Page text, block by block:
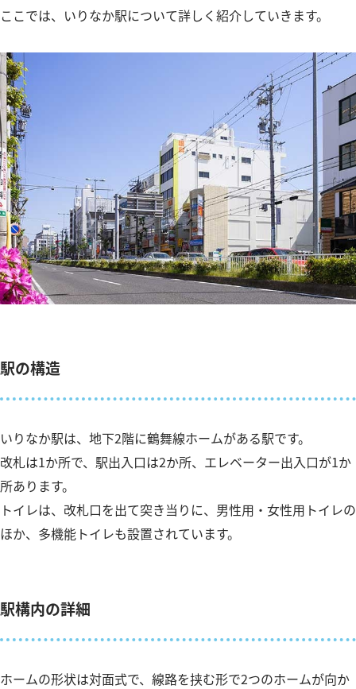
ここでは、いりなか駅について詳しく紹介していきます。
駅の構造
いりなか駅は、地下2階に鶴舞線ホームがある駅です。
改札は1か所で、駅出入口は2か所、エレベーター出入口が1か
所あります。
トイレは、改札口を出て突き当りに、男性用・女性用トイレの
ほか、多機能トイレも設置されています。
駅構内の詳細
ホームの形状は対面式で、線路を挟む形で2つのホームが向か